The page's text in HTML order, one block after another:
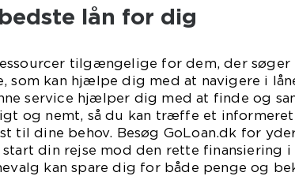
lån for dig
tilgængelige for dem, der søger
som kan hjælpe dig med at navigere i
service hjælper dig med at finde og
og nemt, så du kan træffe et informeret
til dine behov. Besøg GoLoan.dk for
din rejse mod den rette finansiering i
kan spare dig for både penge og